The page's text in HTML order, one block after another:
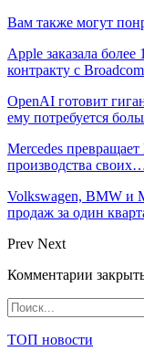
Вам также могут
Apple заказала
контракту с
OpenAI готовит
ему потребуется
Mercedes
производства
Volkswagen, BMW и
продаж за один
Prev Next
Комментарии
ТОП новости